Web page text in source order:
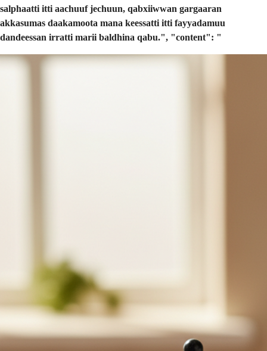
salphaatti itti aachuuf jechuun, qabxiiwwan gargaaran
akkasumas daakamoota mana keessatti itti fayyadamuu
dandeessan irratti marii baldhina qabu.", "content": "